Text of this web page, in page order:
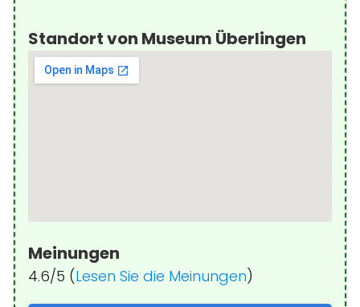
Standort von Museum Überlingen
Meinungen
4.6/5 (Lesen Sie die Meinungen)